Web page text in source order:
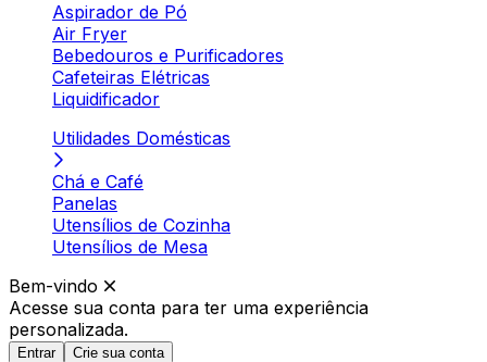
Aspirador de Pó
Air Fryer
Bebedouros e Purificadores
Cafeteiras Elétricas
Liquidificador
Utilidades Domésticas
Chá e Café
Panelas
Utensílios de Cozinha
Utensílios de Mesa
Bem-vindo
Acesse sua conta para ter uma experiência
personalizada.
Entrar Crie sua conta